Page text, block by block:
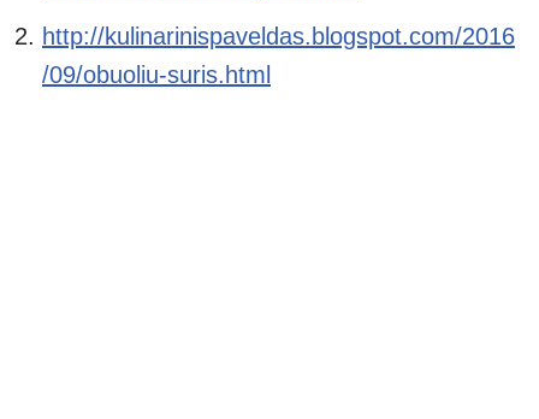
http://kulinarinispaveldas.blogspot.com/2016
/09/obuoliu-suris.html